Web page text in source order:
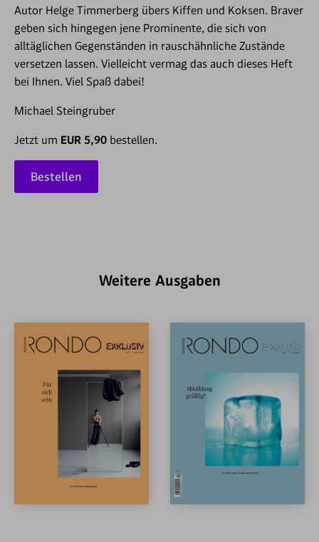
Autor Helge Timmerberg übers Kiffen und Koksen. Braver
geben sich hingegen jene Prominente, die sich von
alltäglichen Gegenständen in rauschähnliche Zustände
versetzen lassen. Vielleicht vermag das auch dieses Heft
bei Ihnen. Viel Spaß dabei!
Michael Steingruber
Jetzt um EUR 5,90 bestellen.
Bestellen
Weitere Ausgaben